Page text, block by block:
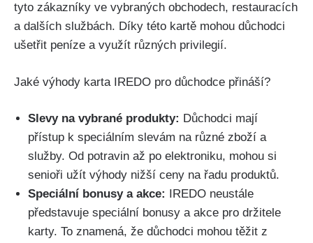
tyto zákazníky ve vybraných obchodech, restauracích
a dalších službách. Díky této kartě mohou důchodci
ušetřit peníze a využít různých privilegií.
Jaké výhody karta IREDO pro důchodce přináší?
Slevy na vybrané produkty: Důchodci mají
přístup k speciálním slevám na různé zboží a
služby. Od potravin až po elektroniku, mohou si
senioři užít výhody nižší ceny na řadu produktů.
Speciální bonusy a akce: IREDO neustále
představuje speciální bonusy a akce pro držitele
karty. To znamená, že důchodci mohou těžit z